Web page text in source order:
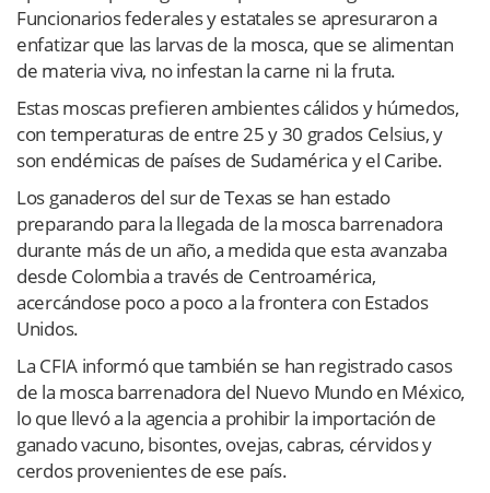
Funcionarios federales y estatales se apresuraron a
enfatizar que las larvas de la mosca, que se alimentan
de materia viva, no infestan la carne ni la fruta.
Estas moscas prefieren ambientes cálidos y húmedos,
con temperaturas de entre 25 y 30 grados Celsius, y
son endémicas de países de Sudamérica y el Caribe.
Los ganaderos del sur de Texas se han estado
preparando para la llegada de la mosca barrenadora
durante más de un año, a medida que esta avanzaba
desde Colombia a través de Centroamérica,
acercándose poco a poco a la frontera con Estados
Unidos.
La CFIA informó que también se han registrado casos
de la mosca barrenadora del Nuevo Mundo en México,
lo que llevó a la agencia a prohibir la importación de
ganado vacuno, bisontes, ovejas, cabras, cérvidos y
cerdos provenientes de ese país.